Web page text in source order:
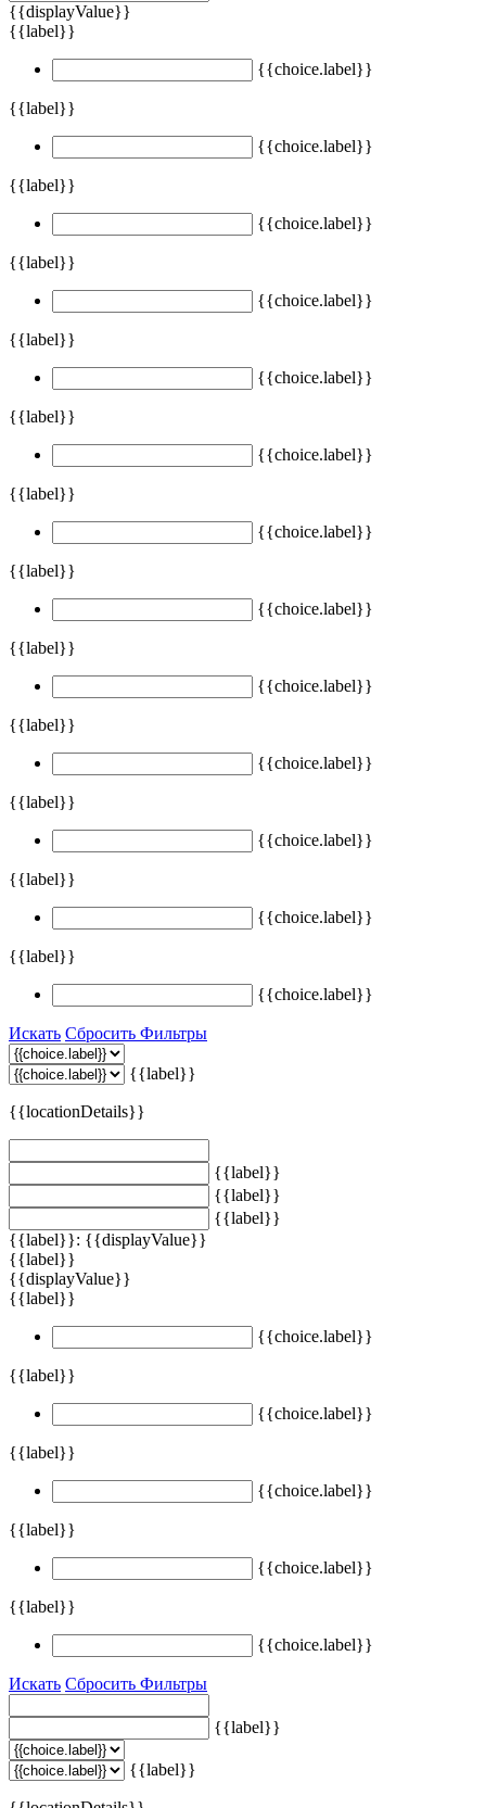
{{displayValue}}
{{label}}
{{choice.label}}
{{label}}
{{choice.label}}
{{label}}
{{choice.label}}
{{label}}
{{choice.label}}
{{label}}
{{choice.label}}
{{label}}
{{choice.label}}
{{label}}
{{choice.label}}
{{label}}
{{choice.label}}
{{label}}
{{choice.label}}
{{label}}
{{choice.label}}
{{label}}
{{choice.label}}
{{label}}
{{choice.label}}
{{label}}
{{choice.label}}
Искать Сбросить Фильтры
{{label}}
{{locationDetails}}
{{label}}
{{label}}
{{label}}
{{label}}: {{displayValue}}
{{label}}
{{displayValue}}
{{label}}
{{choice.label}}
{{label}}
{{choice.label}}
{{label}}
{{choice.label}}
{{label}}
{{choice.label}}
{{label}}
{{choice.label}}
Искать Сбросить Фильтры
{{label}}
{{label}}